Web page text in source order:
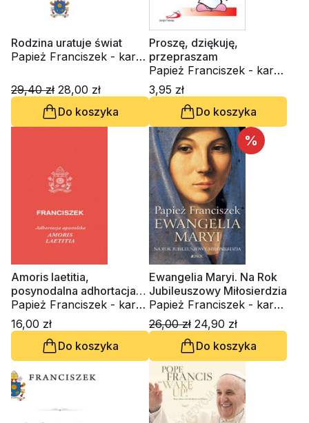
Rodzina uratuje świat
Papież Franciszek - kard.
29,40 zł 28,00 zł
Do koszyka
Proszę, dziękuję,
przepraszam
Papież Franciszek - kard.
Jorge Mario Bergoglio
3,95 zł
Do koszyka
Amoris laetitia,
posynodalna adhortacja
apostolska
Papież Franciszek - kard.
Jorge Mario Bergoglio
16,00 zł
Do koszyka
%
Ewangelia Maryi. Na Rok
Jubileuszowy Miłosierdzia
Papież Franciszek - kard.
Jorge Mario Bergoglio
26,00 zł 24,90 zł
Do koszyka